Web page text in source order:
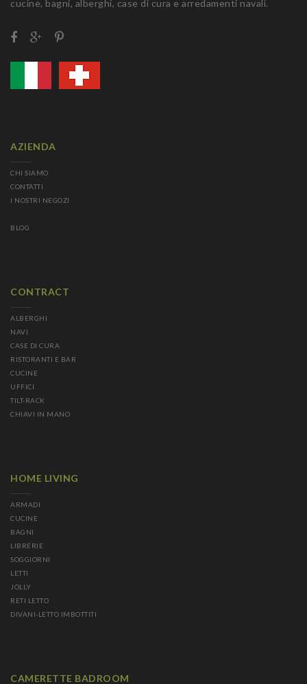
cucine, bagni, alberghi, case di cura e arredamenti navali.
AZIENDA
CHI SIAMO
CONTATTI
I NOSTRI NEGOZI
BLOG
CONTRACT
ALBERGHI
NAVI
CASE DI CURA
RISTORANTI E BAR
CUCINE
UFFICI
TILT-RACK
CHIAVI IN MANO
HOME LIVING
ARMADI
CUCINE
BAGNI
LIBRERIE
SOGGIORNI
LETTI
JOLLY
RETI LETTO
DIVANI-LETTO IMBOTTITI
CAMERETTE BADROOM